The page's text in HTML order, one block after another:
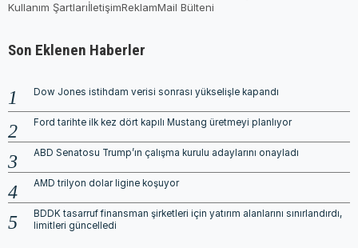
Kullanım ŞartlarıİletişimReklamMail Bülteni
Son Eklenen Haberler
Dow Jones istihdam verisi sonrası yükselişle kapandı
Ford tarihte ilk kez dört kapılı Mustang üretmeyi planlıyor
ABD Senatosu Trump’ın çalışma kurulu adaylarını onayladı
AMD trilyon dolar ligine koşuyor
BDDK tasarruf finansman şirketleri için yatırım alanlarını sınırlandırdı,
limitleri güncelledi